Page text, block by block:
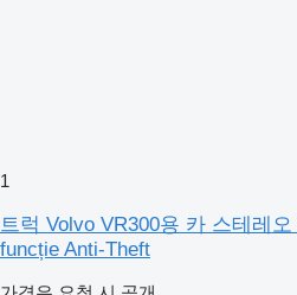
1
트럭 Volvo VR300용 카 스테레
funcție Anti-Theft